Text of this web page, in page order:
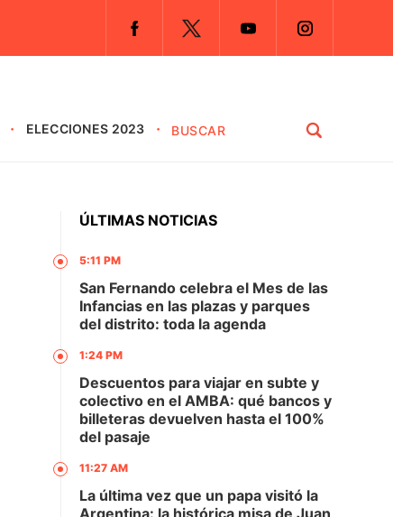
ELECCIONES 2023
ÚLTIMAS NOTICIAS
5:11 PM
San Fernando celebra el Mes de las
Infancias en las plazas y parques
del distrito: toda la agenda
1:24 PM
Descuentos para viajar en subte y
colectivo en el AMBA: qué bancos y
billeteras devuelven hasta el 100%
del pasaje
11:27 AM
La última vez que un papa visitó la
Argentina: la histórica misa de Juan